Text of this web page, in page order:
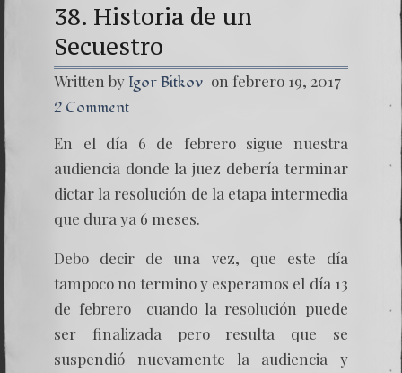
38. Historia de un
Secuestro
Written by Igor Bitkov on febrero 19, 2017
2 Comment
En el día 6 de febrero sigue nuestra
audiencia donde la juez debería terminar
dictar la resolución de la etapa intermedia
que dura ya 6 meses.
Debo decir de una vez, que este día
tampoco no termino y esperamos el día 13
de febrero cuando la resolución puede
ser finalizada pero resulta que se
suspendió nuevamente la audiencia y